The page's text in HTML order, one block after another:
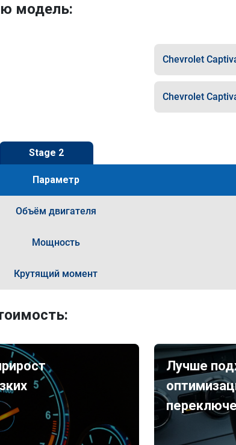
модель:
Chevrolet
Chevrolet
Stage 2
Параметр
Объём двигателя
Мощность
Крутящий момент
Лучше